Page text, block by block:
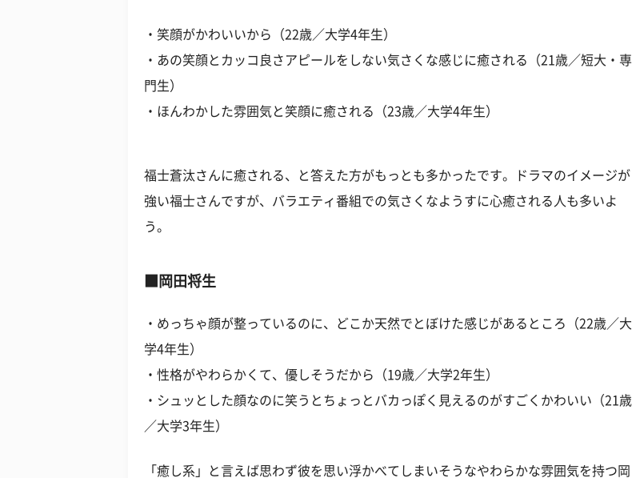
・笑顔がかわいいから（22歳／大学4年生）
・あの笑顔とカッコ良さアピールをしない気さくな感じに癒される（21歳／短大・専
門生）
・ほんわかした雰囲気と笑顔に癒される（23歳／大学4年生）
福士蒼汰さんに癒される、と答えた方がもっとも多かったです。ドラマのイメージが
強い福士さんですが、バラエティ番組での気さくなようすに心癒される人も多いよ
う。
■岡田将生
・めっちゃ顔が整っているのに、どこか天然でとぼけた感じがあるところ（22歳／大
学4年生）
・性格がやわらかくて、優しそうだから（19歳／大学2年生）
・シュッとした顔なのに笑うとちょっとバカっぽく見えるのがすごくかわいい（21歳
／大学3年生）
「癒し系」と言えば思わず彼を思い浮かべてしまいそうなやわらかな雰囲気を持つ岡